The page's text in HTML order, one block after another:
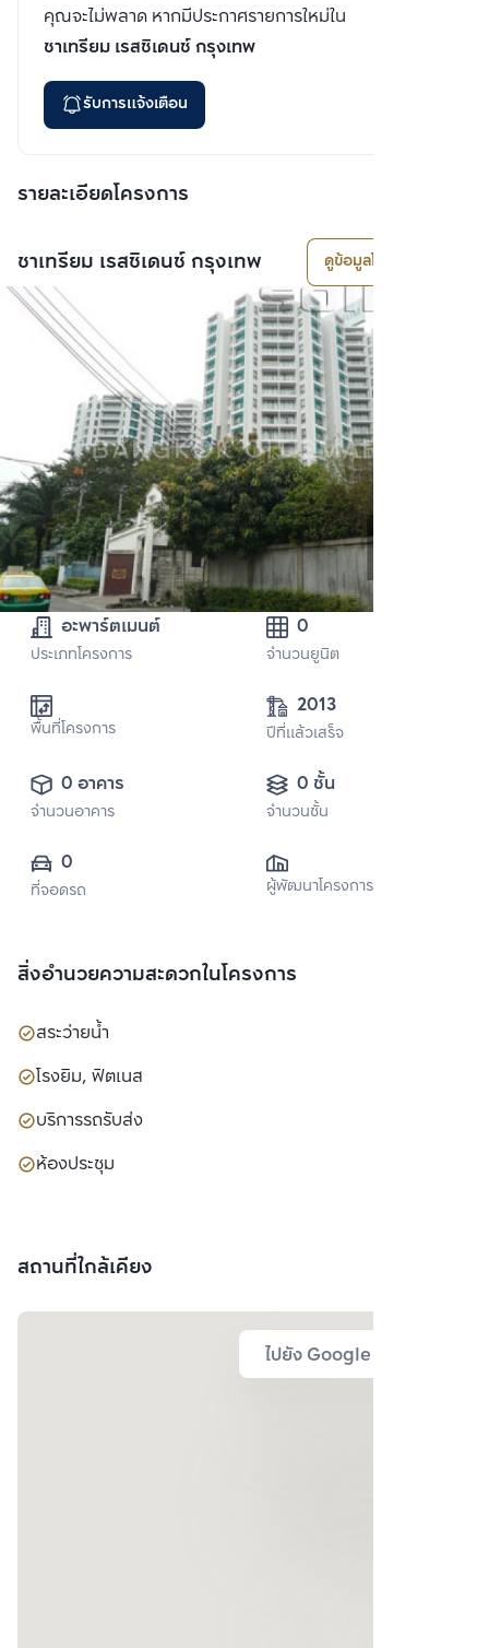
คุณจะไม่พลาด หากมีประกาศรายการใหม่ใน
ชาเทรียม เรสซิเดนซ์ กรุงเทพ
รับการแจ้งเตือน
รายละเอียดโครงการ
ชาเทรียม เรสซิเดนซ์ กรุงเทพ ดูข้อมูลโครงการ
อะพาร์ตเมนต์
ประเภทโครงการ
0
จำนวนยูนิต
พื้นที่โครงการ
2013
ปีที่แล้วเสร็จ
0 อาคาร
จำนวนอาคาร
0 ชั้น
จำนวนชั้น
0
ที่จอดรถ ผู้พัฒนาโครงการ
สิ่งอำนวยความสะดวกในโครงการ
สระว่ายน้ำ
โรงยิม, ฟิตเนส
บริการรถรับส่ง
ห้องประชุม
สถานที่ใกล้เคียง
ไปยัง Google Map